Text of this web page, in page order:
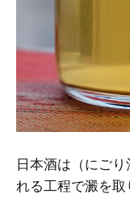
日本酒は（にご
れる工程で澱を